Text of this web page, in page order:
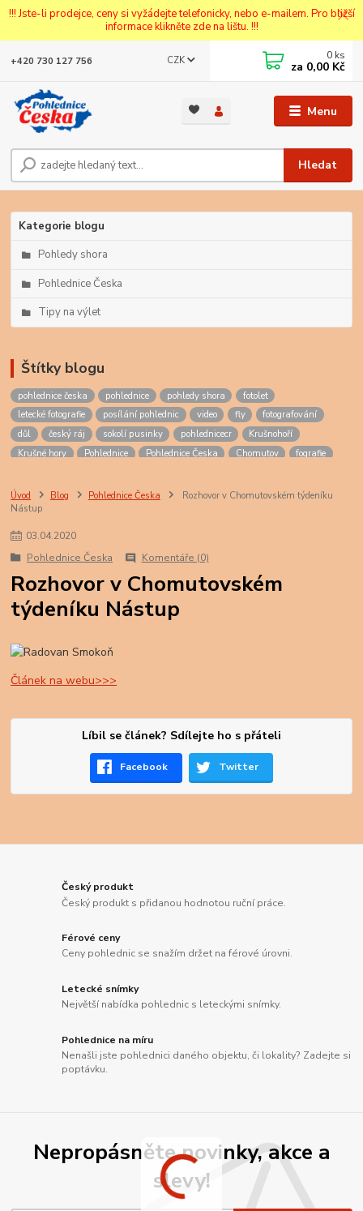
!!! Jste-li prodejce, ceny si vyžádejte telefonicky, nebo e-mailem. Pro bližší
informace klikněte zde na lištu. !!!
Menu
CZK
Hledat
+420 730 127 756 0 ks
za 0,00 Kč
Kategorie blogu
Pohledy shora
Pohlednice Česka
Tipy na výlet
Štítky blogu
pohlednice česka pohlednice pohledy shora
fotolet
letecké fotografie
posílání pohlednic video fly
fotografování
důl
český ráj sokolí pusinky pohlednicecr
Krušnohoří
Krušné hory
Pohlednice Pohlednice Česka Chomutov
fografie
Kutná Hora
Liblice Kouřim Nelahozeves Veltrusy
Lipany
Kadaň
egerberg
lestkov
fotografování interiérů
interiéry
Úvod Blog Pohlednice Česka
Rozhovor v Chomutovském týdeníku
Nástup
03.04.2020
Pohlednice Česka
Komentáře (0)
Rozhovor v Chomutovském
týdeníku Nástup
Článek na webu>>>
Líbil se článek? Sdílejte ho s přáteli
Facebook Twitter
Český produkt
Český produkt s přidanou hodnotou ruční práce.
Férové ceny
Ceny pohlednic se snažím držet na férové úrovni.
Letecké snímky
Největší nabídka pohlednic s leteckými snímky.
Pohlednice na míru
Nenašli jste pohlednici daného objektu, či lokality? Zadejte si
poptávku.
Nepropásněte novinky, akce a
slevy!